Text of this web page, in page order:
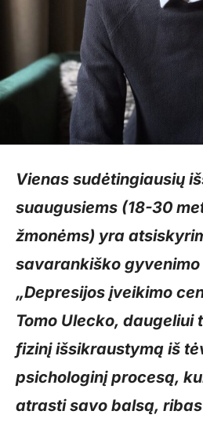
Vienas sudėtingiausių
suaugusiems (18-30
žmonėms) yra
savarankiško
„Depresijos įveikimo
Tomo Ulecko, daugeliui
fizinį išsikraustymą iš
psichologinį procesą,
atrasti savo balsą,